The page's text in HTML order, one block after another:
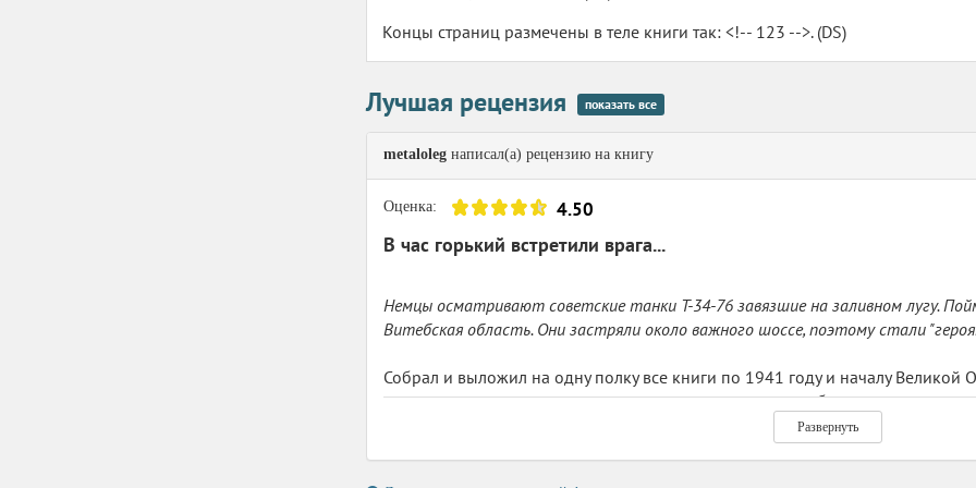
Концы страниц размечены в теле книги так: <!-- 123 -->. (DS)
Лучшая рецензия показать все
metaloleg написал(а) рецензию на книгу
Оценка: 4.50
В час горький встретили врага...
Немцы осматривают советские танки Т-34-76 завязшие на заливном лугу.
Витебская область. Они застряли около важного шоссе, поэтому стали
Собрал и выложил на одну полку все книги по 1941 году и началу Великой
десятков трудов, как совершенно незнакомых, так и требующих
буквально в ушедшем году, так и написанные по свежим следам - есть
о нем обязательно. На полгода чтения точно хватит. А пока начну новую
Развернуть